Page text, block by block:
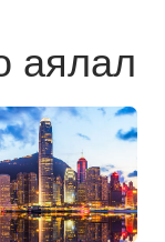
аялал